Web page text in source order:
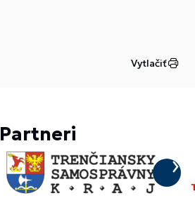
Vytlačiť
Partneri